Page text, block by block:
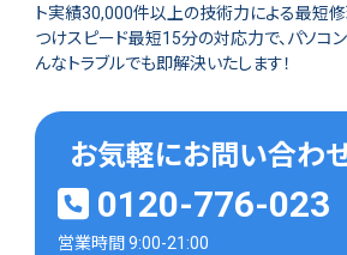
ト実績30,000件以上の技術力による最短
つけスピード最短15分の対応力で、パソコ
んなトラブルでも即解決いたします！
お気軽にお問い合わせ
0120-776-023
営業時間 9:00-21:00